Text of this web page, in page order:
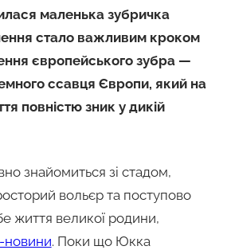
маленька зубричка
стало важливим кроком
європейського зубра —
ссавця Європи, який на
повністю зник у дикій
знайомиться зі стадом,
вольєр та поступово
життя великої родини,
новини. Поки що Юкка